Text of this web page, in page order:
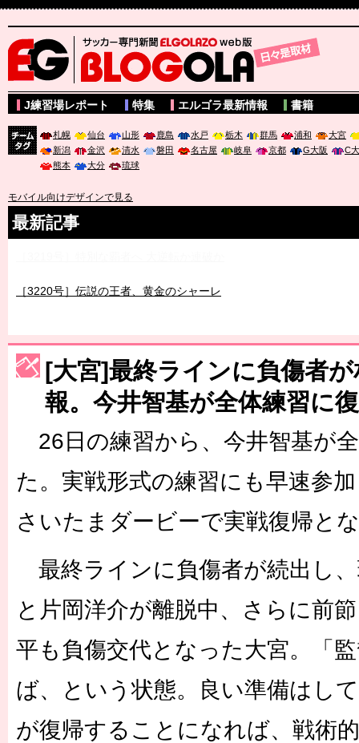
サッカー専門新聞ELGOLAZO web版 BLOGOLA
J練習場レポート 特集 エルゴラ最新情報 書籍
札幌 仙台 山形 鹿島 水戸 栃木 群馬 浦和
大宮
新潟
金沢 清水 磐田 名古屋 岐阜 京都 G大阪
C
熊本
大分 琉球
モバイル向けデザインで見る
最新記事
［3220号］伝説の王者、黄金のシャーレ
［3230号］世界一への夢は終わらない
［3223号］一丸。日本出陣
［3222号］史上最大のW杯開幕 注目は「個」
長谷川 アーリアジャスールさんがシンポジウム「気候変動から命
[大宮]最終ラインに負傷者
報。今井智基が全体練習に
26日の練習から、今井智基が
た。実戦形式の練習にも早速参
さいたまダービーで実戦復帰と
最終ラインに負傷者が続出し
と片岡洋介が離脱中、さらに前
平も負傷交代となった大宮。「
ば、という状態。良い準備はし
が復帰することになれば、戦術